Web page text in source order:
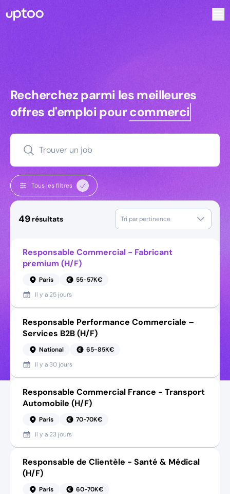
Recherchez parmi les meilleures
Recherchez parmi les meilleures
offres d'emploi pourcommerciaux
Trouver un job
Tous les filtres
49 résultats Tri par pertinence
Responsable Commercial - Fabricant
premium (H/F)
Paris
55-57K€
Il y a 25 jours
Responsable Performance Commerciale –
Services B2B (H/F)
National
65-85K€
Il y a 30 jours
Responsable Commercial France - Transport
Automobile (H/F)
Paris
70-70K€
Il y a 23 jours
Responsable de Clientèle - Santé & Médical
(H/F)
Paris
60-70K€